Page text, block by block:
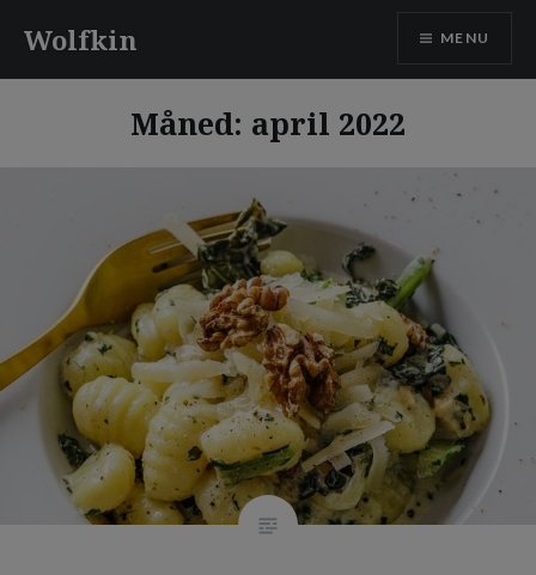
content
Wolfkin MENU
Måned: april 2022